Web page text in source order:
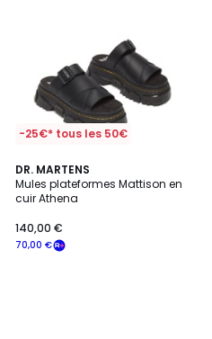
-25€* tous les 50€
DR. MARTENS
Mules plateformes Mattison en
cuir Athena
70,00 €
140,00 €